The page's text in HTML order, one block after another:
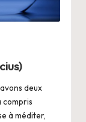
deux
compris
à méditer,